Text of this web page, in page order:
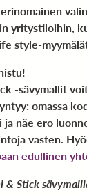
yritystiloihin,
style-
-sävymallit
omassa
ja näe ero
vasten.
edullinen
& Stick